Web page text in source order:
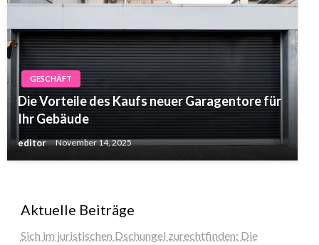
GESCHÄFT
Die Vorteile des Kaufs neuer Garagentore für
Ihr Gebäude
editor November 14, 2025
Aktuelle Beiträge
Sich im juristischen Dschungel zurechtfinden: Die